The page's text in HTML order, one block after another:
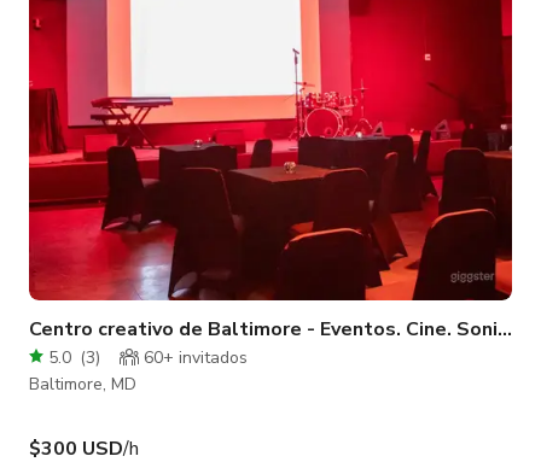
Centro creativo de Baltimore - Eventos. Cine. Sonido.
5.0 (3)
60+ invitados
Baltimore, MD
$300 USD/h